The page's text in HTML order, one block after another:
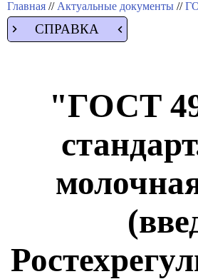
Главная // Актуальные документы //
СПРАВКА
"ГОСТ